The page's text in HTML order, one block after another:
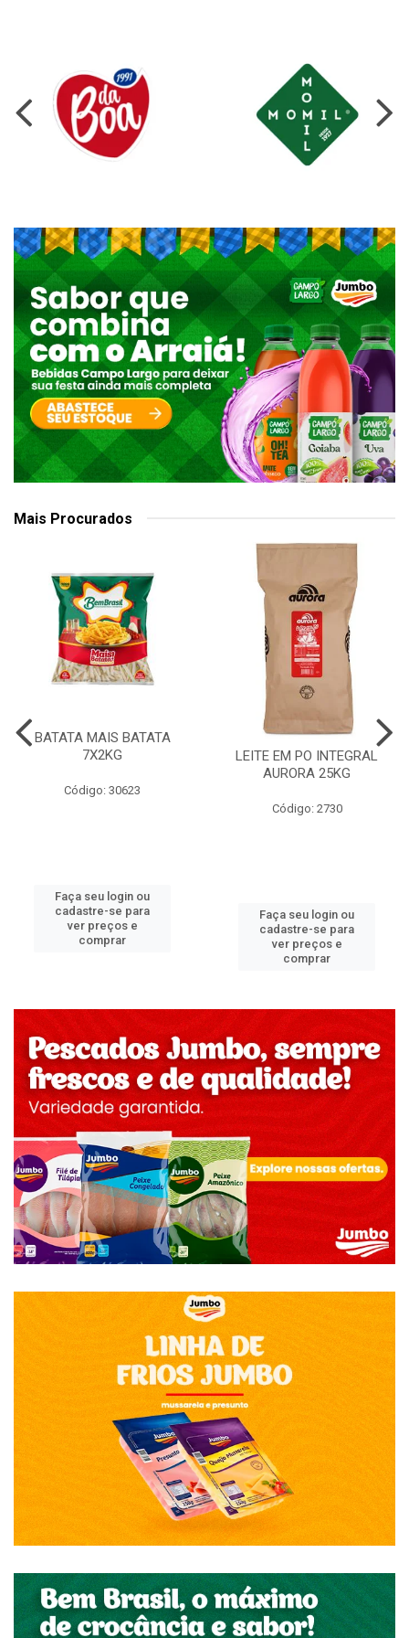
Mais Procurados
BATATA MAIS BATATA
7X2KG
Código: 30623
Faça seu login ou
cadastre-se para
ver preços e
comprar
LEITE EM PO INTEGRAL
AURORA 25KG
Código: 2730
Faça seu login ou
cadastre-se para
ver preços e
comprar